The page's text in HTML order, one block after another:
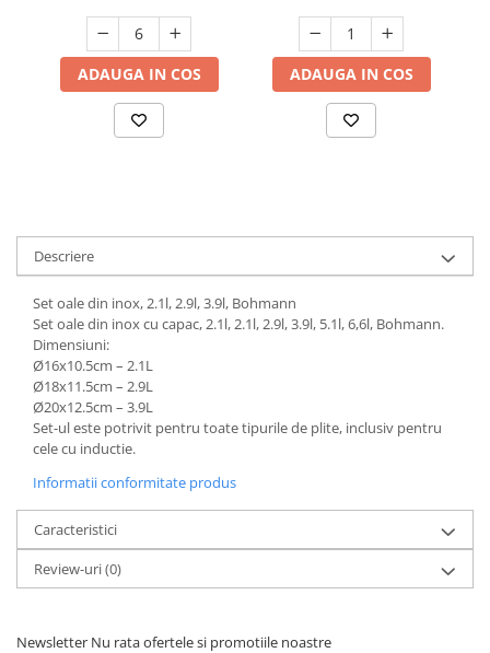
Suporturi si servetele
Tacamuri si seturi
Taietoare manuale
Tocatoare de bucatarie
Ustensile ornare prajituri
Vaze si boluri decorative
Vesela unica folosinta
Suporturi si accesorii de baie
Uscatoare de rufe
ADAUGA IN COS ADAUGA IN COS
Descriere
Set oale din inox, 2.1l, 2.9l, 3.9l, Bohmann
Set oale din inox cu capac, 2.1l, 2.1l, 2.9l, 3.9l, 5.1l, 6,6l, Bohmann.
Dimensiuni:
Ø16х10.5cm – 2.1L
Ø18х11.5cm – 2.9L
Ø20х12.5cm – 3.9L
Set-ul este potrivit pentru toate tipurile de plite, inclusiv pentru
cele cu inductie.
Informatii conformitate produs
Caracteristici
Review-uri(0)
Newsletter Nu rata ofertele si promotiile noastre